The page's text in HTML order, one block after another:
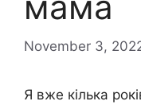
November 3,
Я вже кілька